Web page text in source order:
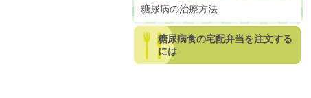
糖尿病の治療方法
糖尿病食の宅配弁当を注文する
には